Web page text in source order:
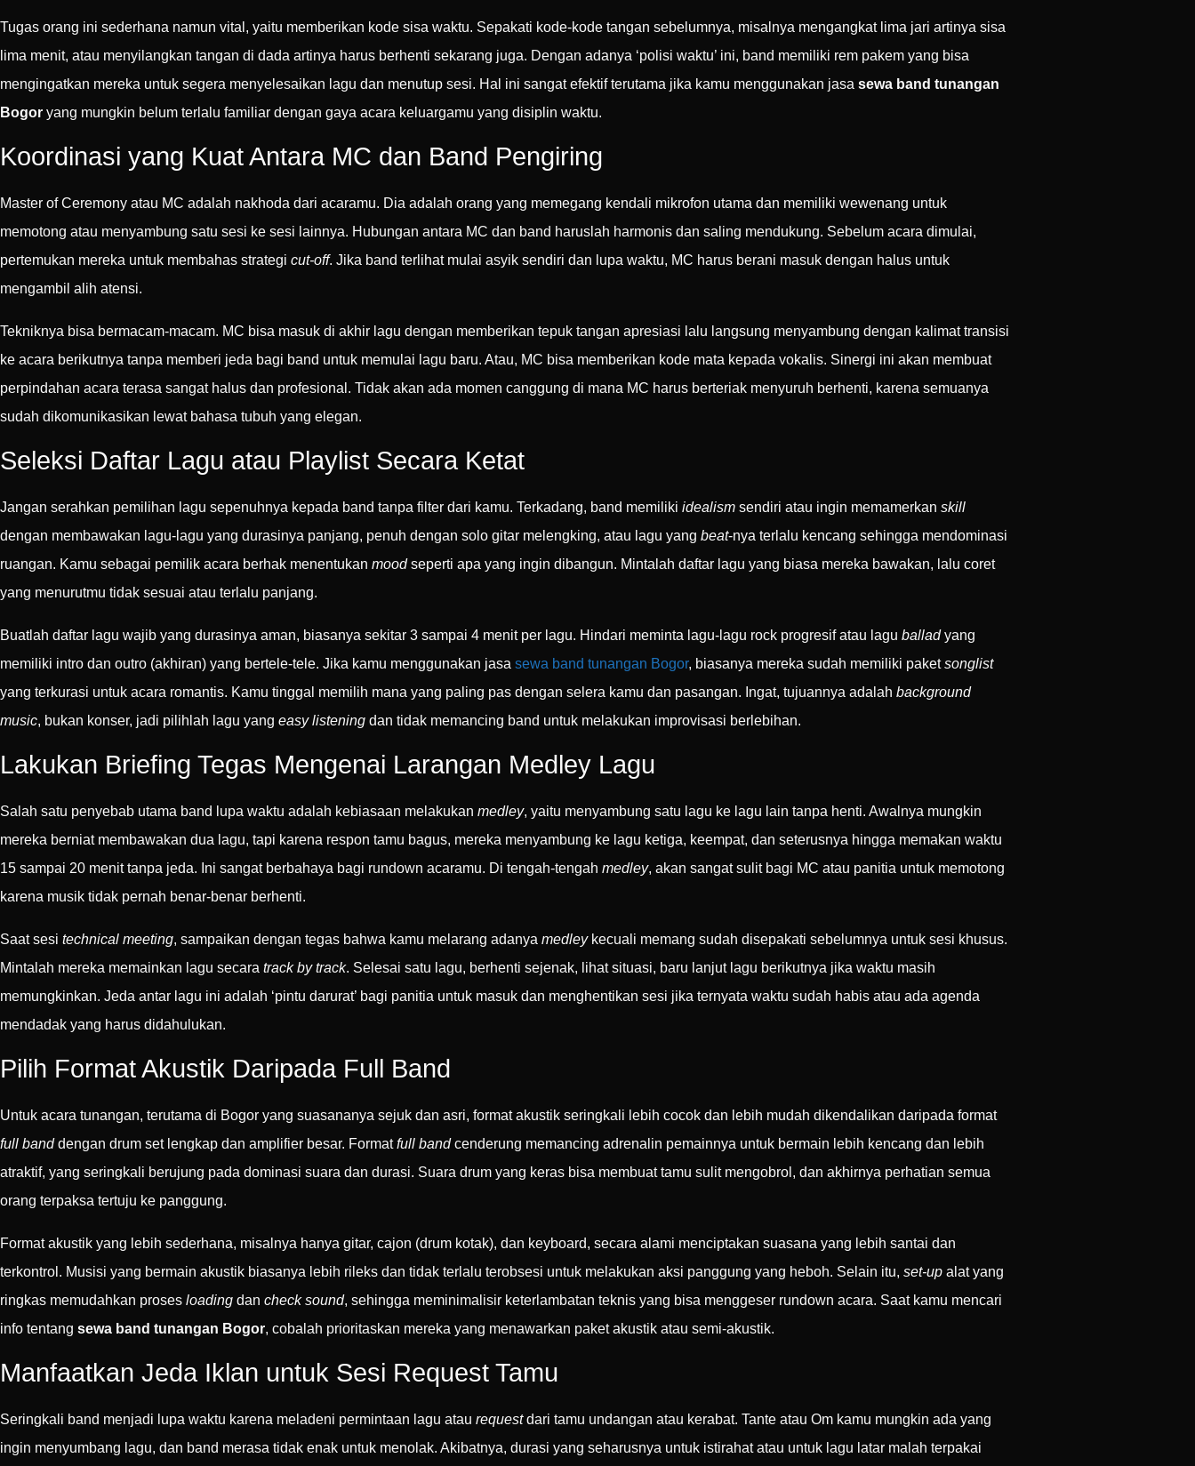
Tugas orang ini sederhana namun vital, yaitu memberikan kode sisa waktu. Sepakati kode-kode tangan sebelumnya, misalnya mengangkat lima jari artinya sisa
lima menit, atau menyilangkan tangan di dada artinya harus berhenti sekarang juga. Dengan adanya ‘polisi waktu’ ini, band memiliki rem pakem yang bisa
mengingatkan mereka untuk segera menyelesaikan lagu dan menutup sesi. Hal ini sangat efektif terutama jika kamu menggunakan jasa sewa band tunangan
Bogor yang mungkin belum terlalu familiar dengan gaya acara keluargamu yang disiplin waktu.
Koordinasi yang Kuat Antara MC dan Band Pengiring
Master of Ceremony atau MC adalah nakhoda dari acaramu. Dia adalah orang yang memegang kendali mikrofon utama dan memiliki wewenang untuk
memotong atau menyambung satu sesi ke sesi lainnya. Hubungan antara MC dan band haruslah harmonis dan saling mendukung. Sebelum acara dimulai,
pertemukan mereka untuk membahas strategi cut-off. Jika band terlihat mulai asyik sendiri dan lupa waktu, MC harus berani masuk dengan halus untuk
mengambil alih atensi.
Tekniknya bisa bermacam-macam. MC bisa masuk di akhir lagu dengan memberikan tepuk tangan apresiasi lalu langsung menyambung dengan kalimat transisi
ke acara berikutnya tanpa memberi jeda bagi band untuk memulai lagu baru. Atau, MC bisa memberikan kode mata kepada vokalis. Sinergi ini akan membuat
perpindahan acara terasa sangat halus dan profesional. Tidak akan ada momen canggung di mana MC harus berteriak menyuruh berhenti, karena semuanya
sudah dikomunikasikan lewat bahasa tubuh yang elegan.
Seleksi Daftar Lagu atau Playlist Secara Ketat
Jangan serahkan pemilihan lagu sepenuhnya kepada band tanpa filter dari kamu. Terkadang, band memiliki idealism sendiri atau ingin memamerkan skill
dengan membawakan lagu-lagu yang durasinya panjang, penuh dengan solo gitar melengking, atau lagu yang beat-nya terlalu kencang sehingga mendominasi
ruangan. Kamu sebagai pemilik acara berhak menentukan moodseperti apa yang ingin dibangun. Mintalah daftar lagu yang biasa mereka bawakan, lalu coret
yang menurutmu tidak sesuai atau terlalu panjang.
Buatlah daftar lagu wajib yang durasinya aman, biasanya sekitar 3 sampai 4 menit per lagu. Hindari meminta lagu-lagu rock progresif atau lagu balladyang
memiliki intro dan outro (akhiran) yang bertele-tele. Jika kamu menggunakan jasa sewa band tunangan Bogor, biasanya mereka sudah memiliki paketsonglist
yang terkurasi untuk acara romantis. Kamu tinggal memilih mana yang paling pas dengan selera kamu dan pasangan. Ingat, tujuannya adalah background
music, bukan konser, jadi pilihlah lagu yang easy listening dan tidak memancing band untuk melakukan improvisasi berlebihan.
Lakukan Briefing Tegas Mengenai Larangan Medley Lagu
Salah satu penyebab utama band lupa waktu adalah kebiasaan melakukan medley, yaitu menyambung satu lagu ke lagu lain tanpa henti. Awalnya mungkin
mereka berniat membawakan dua lagu, tapi karena respon tamu bagus, mereka menyambung ke lagu ketiga, keempat, dan seterusnya hingga memakan waktu
15 sampai 20 menit tanpa jeda. Ini sangat berbahaya bagi rundown acaramu. Di tengah-tengah medley, akan sangat sulit bagi MC atau panitia untuk memotong
karena musik tidak pernah benar-benar berhenti.
Saat sesi technical meeting, sampaikan dengan tegas bahwa kamu melarang adanya medleykecuali memang sudah disepakati sebelumnya untuk sesi khusus.
Mintalah mereka memainkan lagu secara track by track. Selesai satu lagu, berhenti sejenak, lihat situasi, baru lanjut lagu berikutnya jika waktu masih
memungkinkan. Jeda antar lagu ini adalah ‘pintu darurat’ bagi panitia untuk masuk dan menghentikan sesi jika ternyata waktu sudah habis atau ada agenda
mendadak yang harus didahulukan.
Pilih Format Akustik Daripada Full Band
Untuk acara tunangan, terutama di Bogor yang suasananya sejuk dan asri, format akustik seringkali lebih cocok dan lebih mudah dikendalikan daripada format
full banddengan drum set lengkap dan amplifier besar. Formatfull bandcenderung memancing adrenalin pemainnya untuk bermain lebih kencang dan lebih
atraktif, yang seringkali berujung pada dominasi suara dan durasi. Suara drum yang keras bisa membuat tamu sulit mengobrol, dan akhirnya perhatian semua
orang terpaksa tertuju ke panggung.
Format akustik yang lebih sederhana, misalnya hanya gitar, cajon (drum kotak), dan keyboard, secara alami menciptakan suasana yang lebih santai dan
terkontrol. Musisi yang bermain akustik biasanya lebih rileks dan tidak terlalu terobsesi untuk melakukan aksi panggung yang heboh. Selain itu, set-up alat yang
ringkas memudahkan proses loading dan check sound, sehingga meminimalisir keterlambatan teknis yang bisa menggeser rundown acara. Saat kamu mencari
info tentang sewa band tunangan Bogor, cobalah prioritaskan mereka yang menawarkan paket akustik atau semi-akustik.
Manfaatkan Jeda Iklan untuk Sesi Request Tamu
Seringkali band menjadi lupa waktu karena meladeni permintaan lagu atau requestdari tamu undangan atau kerabat. Tante atau Om kamu mungkin ada yang
ingin menyumbang lagu, dan band merasa tidak enak untuk menolak. Akibatnya, durasi yang seharusnya untuk istirahat atau untuk lagu latar malah terpakai